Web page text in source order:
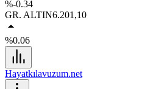
%-0.34
GR. ALTIN6.201,10
%0.06
Hayatkılavuzum.net